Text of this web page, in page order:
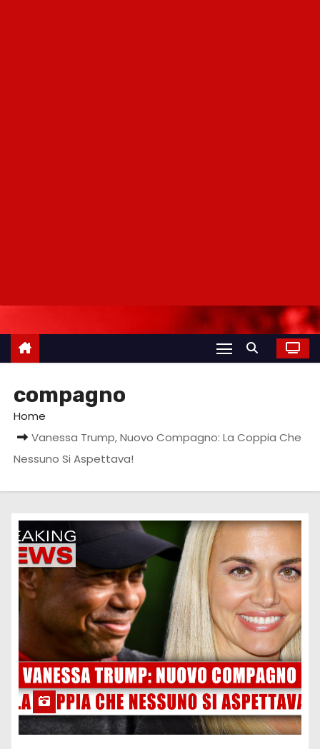
compagno
Home
Vanessa Trump, Nuovo Compagno: La Coppia Che
Nessuno Si Aspettava!